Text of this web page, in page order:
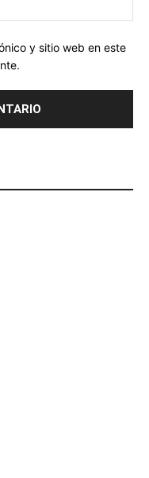
y sitio web en este